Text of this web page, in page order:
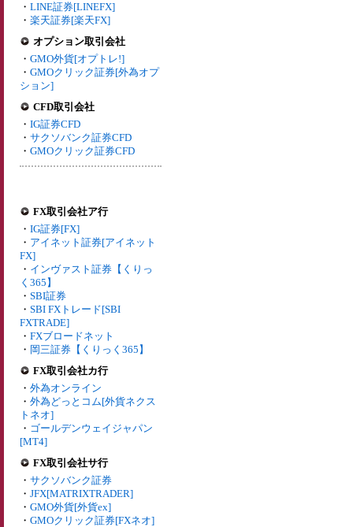
・ LINE証券[LINEFX]
・ 楽天証券[楽天FX]
オプション取引会社
・ GMO外貨[オプトレ!]
・ GMOクリック証券[外為オプ
ション]
CFD取引会社
・ IG証券CFD
・ サクソバンク証券CFD
・ GMOクリック証券CFD
FX取引会社ア行
・ IG証券[FX]
・ アイネット証券[アイネット
FX]
・ インヴァスト証券【くりっ
く365】
・ SBI証券
・ SBI FXトレード[SBI
FXTRADE]
・ FXブロードネット
・ 岡三証券【くりっく365】
FX取引会社カ行
・ 外為オンライン
・ 外為どっとコム[外貨ネクス
トネオ]
・ ゴールデンウェイジャパン
[MT4]
FX取引会社サ行
・ サクソバンク証券
・ JFX[MATRIXTRADER]
・ GMO外貨[外貨ex]
・ GMOクリック証券[FXネオ]